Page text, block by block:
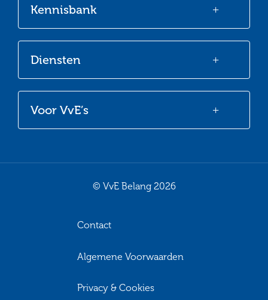
Voor VvE’s
Diensten
Kennisbank
© VvE Belang 2026
Contact
Algemene Voorwaarden
Privacy & Cookies